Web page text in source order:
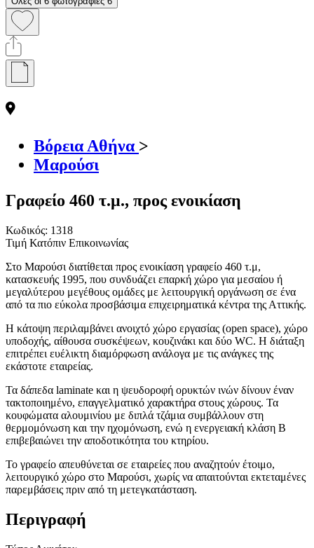
Βόρεια Αθήνα >
Μαρούσι
Γραφείο 460 τ.μ., προς ενοικίαση
Κωδικός: 1318
Τιμή Κατόπιν Επικοινωνίας
Στο Μαρούσι διατίθεται προς ενοικίαση γραφείο 460 τ.μ,
κατασκευής 1995, που συνδυάζει επαρκή χώρο για μεσαίου ή
μεγαλύτερου μεγέθους ομάδες με λειτουργική οργάνωση σε ένα
από τα πιο εύκολα προσβάσιμα επιχειρηματικά κέντρα της Αττικής.
Η κάτοψη περιλαμβάνει ανοιχτό χώρο εργασίας (open space), χώρο
υποδοχής, αίθουσα συσκέψεων, κουζινάκι και δύο WC. Η διάταξη
επιτρέπει ευέλικτη διαμόρφωση ανάλογα με τις ανάγκες της
εκάστοτε εταιρείας.
Τα δάπεδα laminate και η ψευδοροφή ορυκτών ινών δίνουν έναν
τακτοποιημένο, επαγγελματικό χαρακτήρα στους χώρους. Τα
κουφώματα αλουμινίου με διπλά τζάμια συμβάλλουν στη
θερμομόνωση και την ηχομόνωση, ενώ η ενεργειακή κλάση Β
επιβεβαιώνει την αποδοτικότητα του κτηρίου.
Το γραφείο απευθύνεται σε εταιρείες που αναζητούν έτοιμο,
λειτουργικό χώρο στο Μαρούσι, χωρίς να απαιτούνται εκτεταμένες
παρεμβάσεις πριν από τη μετεγκατάσταση.
Περιγραφή